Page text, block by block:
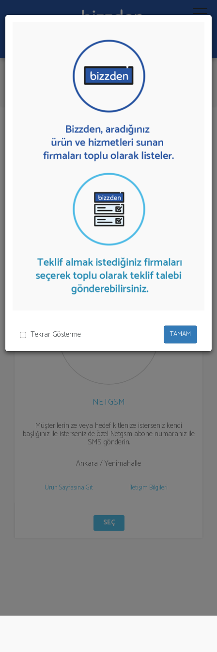
Tekrar Gösterme TAMAM
Ara:
Toplu SMS Gönderimi
İlk 1 Firmaya Mesaj Gönder
1 sonuç bulundu.
Toplu SMS Gönderimi
sunan firmalar
aşağıda listelenmektedir.Toplu SMS Gönderimi
almak için listeden seçim yapıp ya da "İlk 5 Firmadan
Teklif İste" kısmından toplu olarak teklif talebinizi
firmalara aktarabilirsiniz.
NETGSM
Müşterilerinize veya hedef kitlenize isterseniz kendi
başlığınız ile isterseniz de özel Netgsm abone numaranız ile
SMS gönderin.
Ankara / Yenimahalle
Ürün Sayfasına Git İletişim Bilgileri
SEÇ